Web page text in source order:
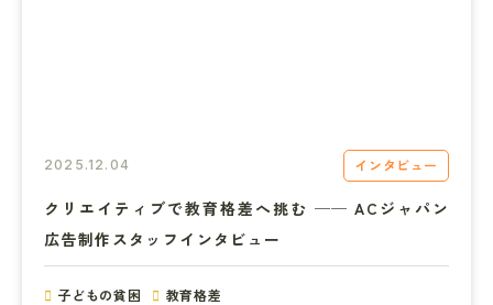
2025.12.04 インタビュー
クリエイティブで教育格差へ挑む ── ACジャパン
広告制作スタッフインタビュー
子どもの貧困 教育格差